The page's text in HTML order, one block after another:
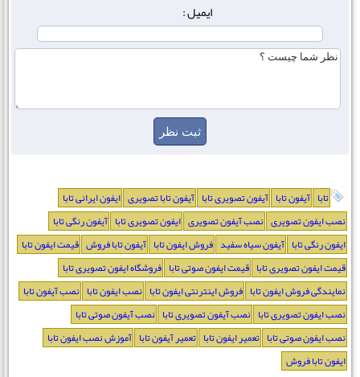
ایمیل :
تابا آیفون تابا آیفون تصویری تابا آیفون تابا تصویری ایفون ایرانی تابا
نصب ایفون تصویری نصب آیفون تصویری ایفون تصویری تابا آیفون رنگی تابا
ایفون رنگی تابا آیفون سیاه سفید فروش ایفون تابا آیفون تابا فروش قیمت ایفون تابا
قیمت ایفون تصویری تابا قیمت ایفون صوتی تابا فروشگاه ایفون تصویری تابا
نمایندگی فروش ایفون تابا فروش اینترنتی ایفون تابا نصب ایفون تابا نصب آیفون تابا
نصب ایفون تصویری تابا نصب آیفون تصویری تابا نصب آیفون صوتی تابا
نصب ایفون صوتی تابا تعمیر ایفون تابا تعمیر آیفون تابا آموزش نصب ایفون تابا
ایفون تابا فروش